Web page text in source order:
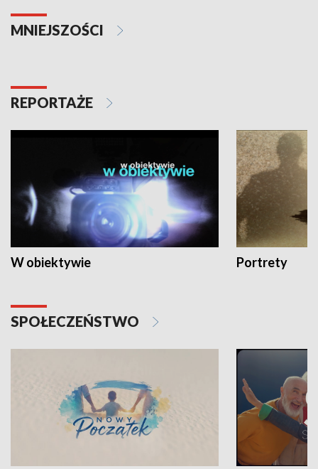
MNIEJSZOŚCI
REPORTAŻE
W obiektywie Portrety
SPOŁECZEŃSTWO